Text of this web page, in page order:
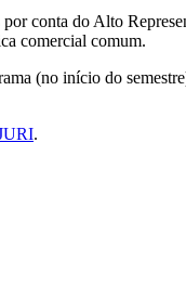
conta do Alto
comercial comum.
(no início do
.